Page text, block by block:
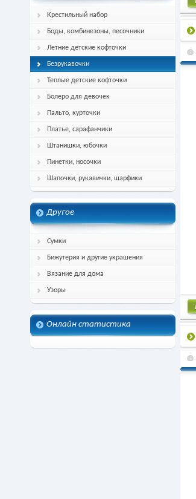
Крестильный набор
Боды, комбинезоны, песочники
Летние детские кофточки
Безрукавочки
Теплые детские кофточки
Болеро для девочек
Пальто, курточки
Платье, сарафанчики
Штанишки, юбочки
Пинетки, носочки
Шапочки, рукавички, шарфики
Другое
Сумки
Бижутерия и другие украшения
Вязание для дома
Узоры
Онлайн статистика